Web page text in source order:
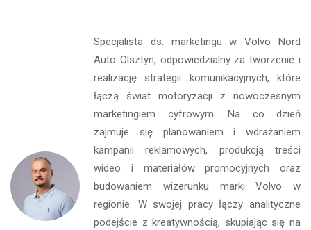
Specjalista ds. marketingu w Volvo Nord
Auto Olsztyn, odpowiedzialny za tworzenie i
realizację strategii komunikacyjnych, które
łączą świat motoryzacji z nowoczesnym
marketingiem cyfrowym. Na co dzień
zajmuje się planowaniem i wdrażaniem
kampanii reklamowych, produkcją treści
wideo i materiałów promocyjnych oraz
budowaniem wizerunku marki Volvo w
regionie. W swojej pracy łączy analityczne
podejście z kreatywnością, skupiając się na